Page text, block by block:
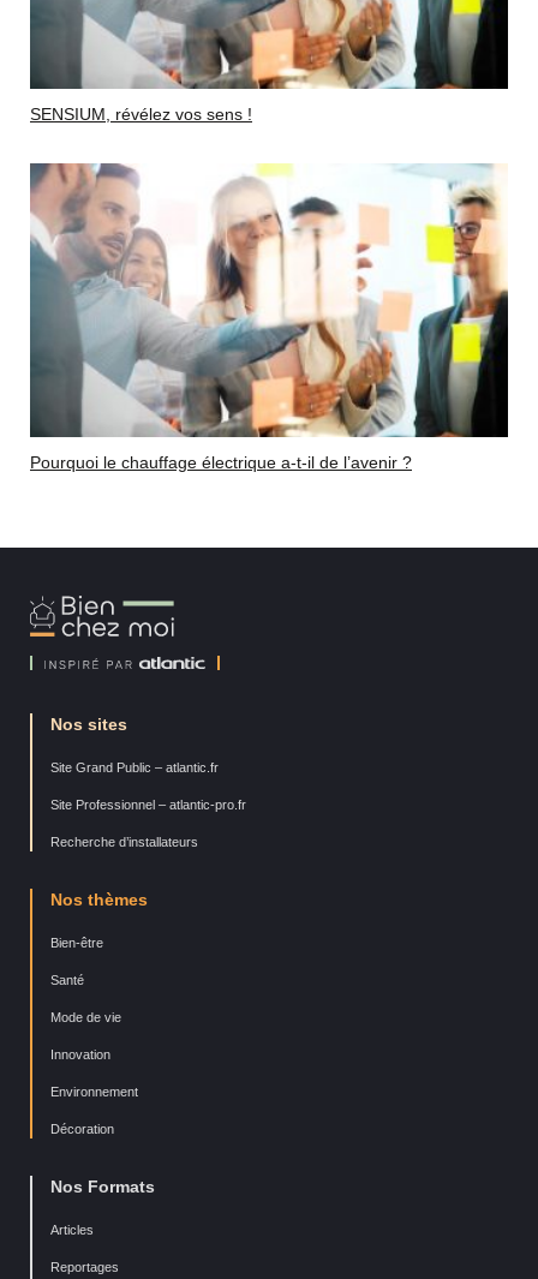
SENSIUM, révélez vos sens !
Pourquoi le chauffage électrique a-t-il de l’avenir ?
Bien
Chez
Nos sites
Site Grand Public – atlantic.fr
Site Professionnel – atlantic-pro.fr
Recherche d’installateurs
Nos thèmes
Bien-être
Santé
Mode de vie
Innovation
Environnement
Décoration
Nos Formats
Articles
Reportages